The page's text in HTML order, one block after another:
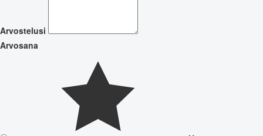
Arvostelusi
Arvosana